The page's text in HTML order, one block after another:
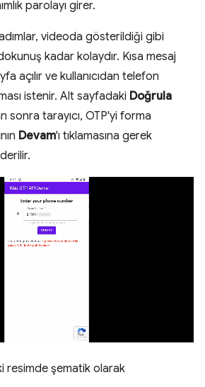
parolayı girer.
videoda gösterildiği gibi
kadar kolaydır. Kısa mesaj
açılır ve kullanıcıdan telefon
istenir. Alt sayfadaki Doğrula
sonra tarayıcı, OTP'yi forma
Devam'ı tıklamasına gerek
resimde şematik olarak